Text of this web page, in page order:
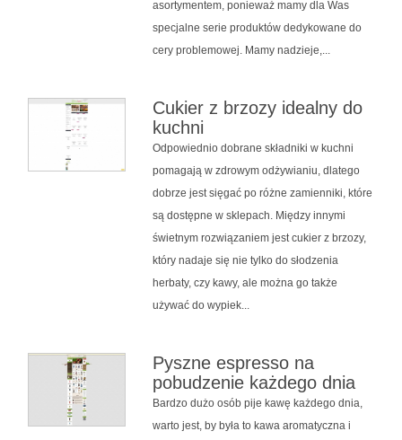
asortymentem, ponieważ mamy dla Was
specjalne serie produktów dedykowane do
cery problemowej. Mamy nadzieje,...
Cukier z brzozy idealny do
kuchni
Odpowiednio dobrane składniki w kuchni
pomagają w zdrowym odżywianiu, dlatego
dobrze jest sięgać po różne zamienniki, które
są dostępne w sklepach. Między innymi
świetnym rozwiązaniem jest cukier z brzozy,
który nadaje się nie tylko do słodzenia
herbaty, czy kawy, ale można go także
używać do wypiek...
Pyszne espresso na
pobudzenie każdego dnia
Bardzo dużo osób pije kawę każdego dnia,
warto jest, by była to kawa aromatyczna i